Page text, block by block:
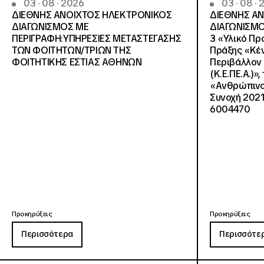
03 · 08 · 2026
ΔΙΕΘΝΗΣ ΑΝΟΙΧΤΟΣ ΗΛΕΚΤΡΟΝΙΚΟΣ
ΔΙΑΓΩΝΙΣΜΟΣ ΜΕ
ΠΕΡΙΓΡΑΦΗ:ΥΠΗΡΕΣΙΕΣ METAΣΤΕΓΑΣΗΣ
ΤΩΝ ΦΟΙΤΗΤΩΝ/ΤΡΙΩΝ ΤΗΣ
ΦΟΙΤΗΤΙΚΗΣ ΕΣΤΙΑΣ ΑΘΗΝΩΝ
Προκηρύξεις
Περισσότερα
03 · 08 ·
ΔΙΕΘΝΗΣ
3 «Υλικό
Πράξης
Περιβάλλον
«Ανθρώπινο
Συνοχή
6004470
Προκηρύξεις